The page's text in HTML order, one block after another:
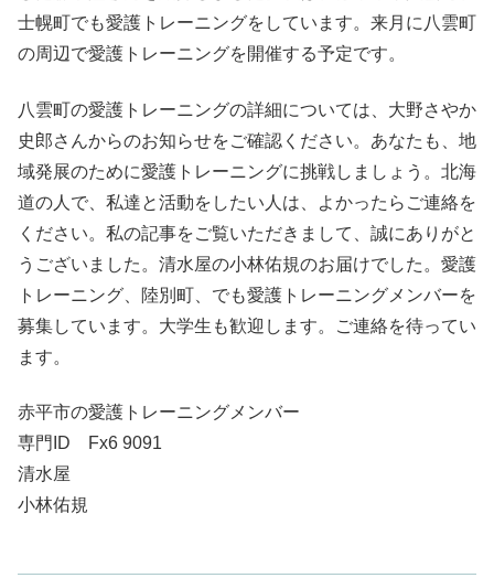
士幌町でも愛護トレーニングをしています。来月に八雲町
の周辺で愛護トレーニングを開催する予定です。
八雲町の愛護トレーニングの詳細については、大野さやか
史郎さんからのお知らせをご確認ください。あなたも、地
域発展のために愛護トレーニングに挑戦しましょう。北海
道の人で、私達と活動をしたい人は、よかったらご連絡を
ください。私の記事をご覧いただきまして、誠にありがと
うございました。清水屋の小林佑規のお届けでした。愛護
トレーニング、陸別町、でも愛護トレーニングメンバーを
募集しています。大学生も歓迎します。ご連絡を待ってい
ます。
赤平市の愛護トレーニングメンバー
専門ID Fx6 9091
清水屋
小林佑規